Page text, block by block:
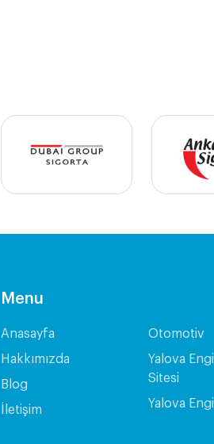
Menu
Anasayfa
Hakkımızda
Blog
İletişim
Otomotiv
Yalova
Sitesi
Yalova